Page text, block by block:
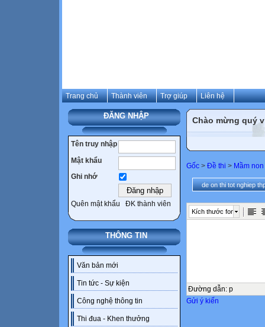
Trang chủ Thành viên Trợ giúp Liên hệ
ĐĂNG NHẬP
Tên truy nhập
Mật khẩu
Ghi nhớ
Quên mật khẩu ĐK thành viên
THÔNG TIN
Văn bản mới
Tin tức - Sự kiện
Công nghệ thông tin
Thi đua - Khen thưởng
Chào mừng quý
Gốc > Đề thi > Mầm non
de on thi tot nghiep
Kích thước font
Đường dẫn: p
Gửi ý kiến